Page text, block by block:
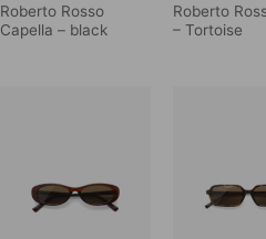
Roberto Rosso
Capella – black
Roberto
– Tortoise